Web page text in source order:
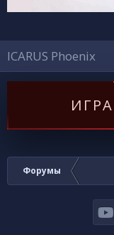
ICARUS Phoenix
Форумы